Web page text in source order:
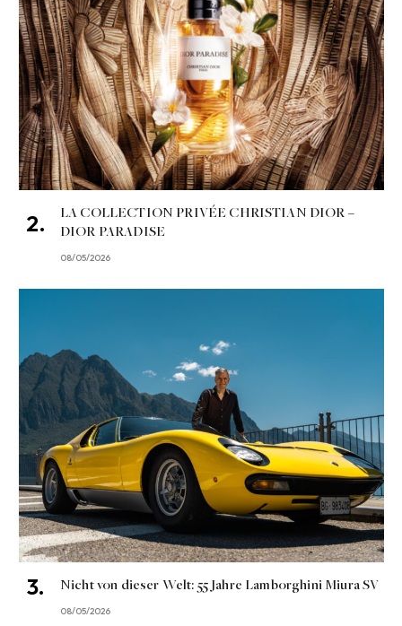
LA COLLECTION PRIVÉE CHRISTIAN DIOR –
DIOR PARADISE
08/05/2026
Nicht von dieser Welt: 55 Jahre Lamborghini Miura SV
08/05/2026